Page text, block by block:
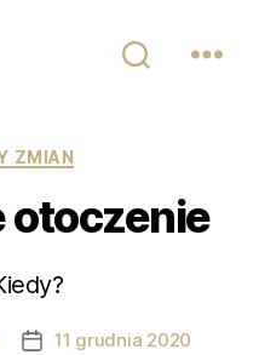
ZMIAN
otoczenie
Data11 grudnia 2020